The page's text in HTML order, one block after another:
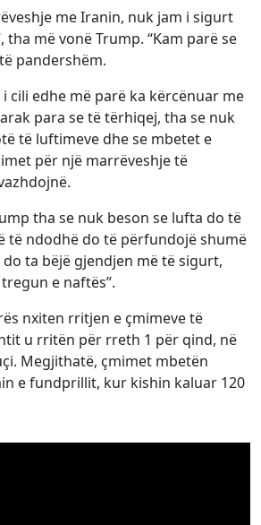
me Iranin, nuk jam i sigurt
tha më vonë Trump. “Kam parë se
pandershëm.
cili edhe më parë ka kërcënuar me
para se të tërhiqej, tha se nuk
të luftimeve dhe se mbetet e
për një marrëveshje të
tha se nuk beson se lufta do të
të ndodhë do të përfundojë shumë
ta bëjë gjendjen më të sigurt,
e naftës”.
nxiten rritjen e çmimeve të
u rritën për rreth 1 për qind, në
Megjithatë, çmimet mbetën
e fundprillit, kur kishin kaluar 120